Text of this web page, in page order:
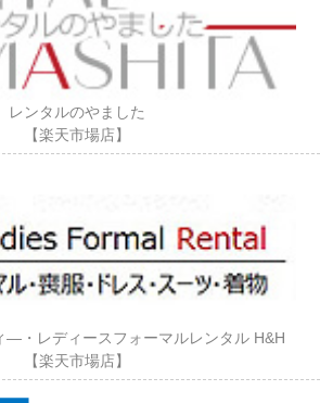
レンタルのやました
【楽天市場店】
―・レディースフォーマルレンタル H&H
【楽天市場店】